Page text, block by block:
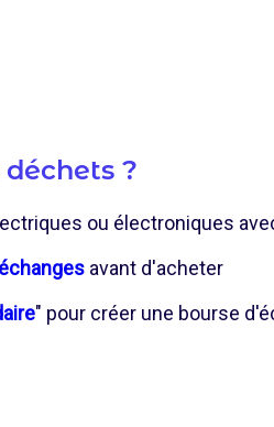
?
ou électroniques
avant d'acheter
" pour créer une bourse